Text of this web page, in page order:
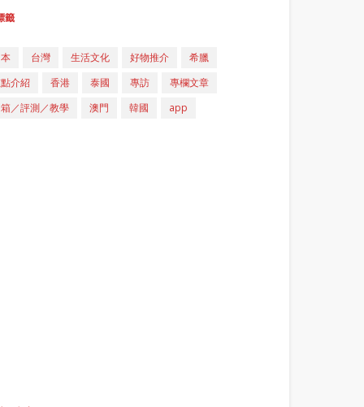
籤
台灣 生活文化 好物推介
希臘
介紹
香港 泰國 專訪
專欄文章
／評測／教學
澳門 韓國 app